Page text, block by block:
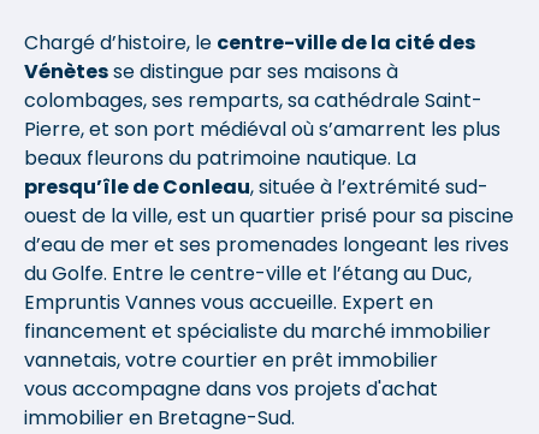
Chargé d’histoire, le centre-ville de la cité des
Vénètesse distingue par ses maisons à
colombages, ses remparts, sa cathédrale Saint-
Pierre, et son port médiéval où s’amarrent les plus
beaux fleurons du patrimoine nautique. La
presqu’île de Conleau, située à l’extrémité sud-
ouest de la ville, est un quartier prisé pour sa piscine
d’eau de mer et ses promenades longeant les rives
du Golfe. Entre le centre-ville et l’étang au Duc,
Empruntis Vannes vous accueille. Expert en
financement et spécialiste du marché immobilier
vannetais, votre courtier en prêt immobilier
vous accompagne dans vos projets d'achat
immobilier en Bretagne-Sud.